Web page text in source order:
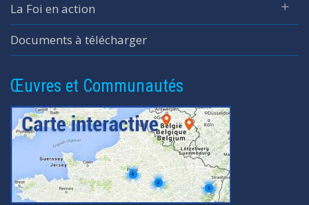
La Foi en action
Documents à télécharger
Œuvres et Communautés